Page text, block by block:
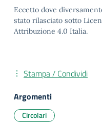
Eccetto dove
stato rilasciato sotto
Attribuzione 4.0 Italia.
Stampa / Condividi
Argomenti
Circolari